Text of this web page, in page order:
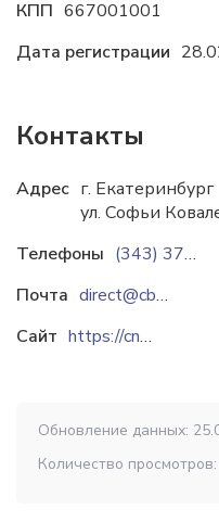
КПП 667001001
Дата регистрации
Контакты
Адрес г. Екатеринбург
ул. Софьи
Телефоны
(343) 374-49-13
Почта
direct@cbibl.uran.ru
Сайт
https://cnb.uran.ru
Обновление данных:
Количество